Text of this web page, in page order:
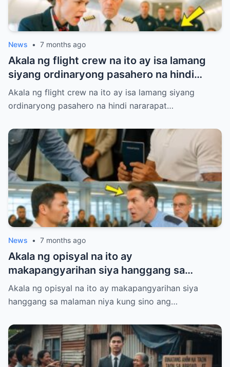
News • 7 months ago
Akala ng flight crew na ito ay isa lamang
siyang ordinaryong pasahero na hindi
nararapat sa First Class.
Akala ng flight crew na ito ay isa lamang siyang
ordinaryong pasahero na hindi nararapat…
News • 7 months ago
Akala ng opisyal na ito ay
makapangyarihan siya hanggang sa
malaman niya kung sino ang hinaras niya
sa gitna ng airport.
Akala ng opisyal na ito ay makapangyarihan siya
hanggang sa malaman niya kung sino ang…